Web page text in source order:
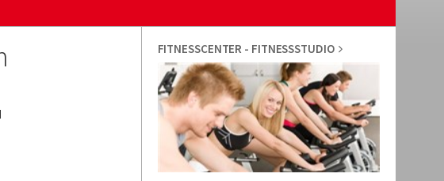
FITNESSCENTER - FITNESSSTUDIO